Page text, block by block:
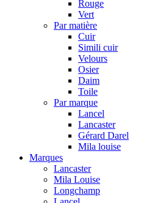
Rouge
Vert
Par matière
Cuir
Simili cuir
Velours
Osier
Daim
Toile
Par marque
Lancel
Lancaster
Gérard Darel
Mila louise
Marques
Lancaster
Mila Louise
Longchamp